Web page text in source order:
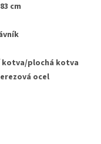
cm
kotva/plochá kotva
ocel